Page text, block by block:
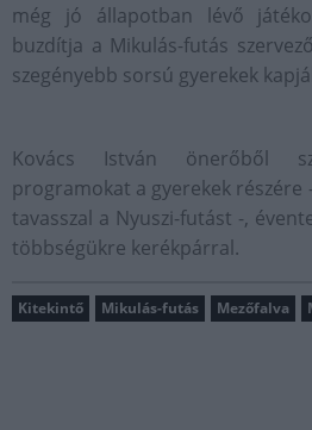
még jó állapotban lévő
buzdítja a Mikulás-futás
szegényebb sorsú gyerekek
Kovács István önerőből
programokat a gyerekek
tavasszal a Nyuszi-futást -,
többségükre kerékpárral.
Kitekintő Mikulás-futás Mezőfalva